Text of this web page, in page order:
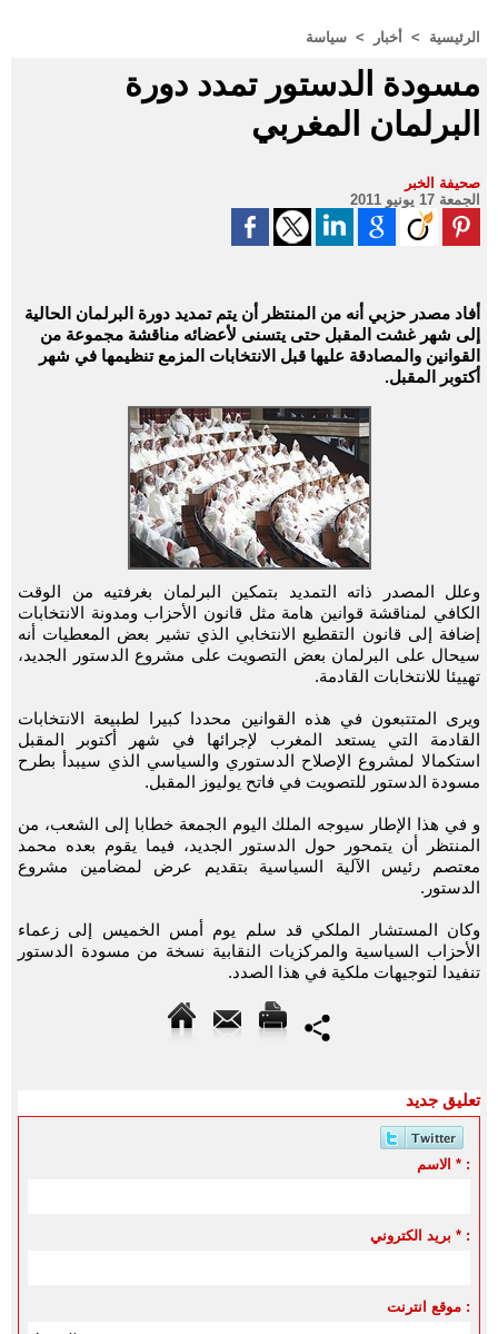
الرئيسية > أخبار > سياسة
مسودة الدستور تمدد دورة
البرلمان المغربي
صحيفة الخبر
الجمعة 17 يونيو 2011
أفاد مصدر حزبي أنه من المنتظر أن يتم تمديد دورة البرلمان الحالية
إلى شهر غشت المقبل حتى يتسنى لأعضائه مناقشة مجموعة من
القوانين والمصادقة عليها قبل الانتخابات المزمع تنظيمها في شهر
أكتوبر المقبل.
وعلل المصدر ذاته التمديد بتمكين البرلمان بغرفتيه من الوقت
الكافي لمناقشة قوانين هامة مثل قانون الأحزاب ومدونة الانتخابات
إضافة إلى قانون التقطيع الانتخابي الذي تشير بعض المعطيات أنه
سيحال على البرلمان بعض التصويت على مشروع الدستور الجديد،
تهييئا للانتخابات القادمة.
ويرى المتتبعون في هذه القوانين محددا كبيرا لطبيعة الانتخابات
القادمة التي يستعد المغرب لإجرائها في شهر أكتوبر المقبل
استكمالا لمشروع الإصلاح الدستوري والسياسي الذي سيبدأ بطرح
مسودة الدستور للتصويت في فاتح يوليوز المقبل.
و في هذا الإطار سيوجه الملك اليوم الجمعة خطابا إلى الشعب، من
المنتظر أن يتمحور حول الدستور الجديد، فيما يقوم بعده محمد
معتصم رئيس الآلية السياسية بتقديم عرض لمضامين مشروع
الدستور.
وكان المستشار الملكي قد سلم يوم أمس الخميس إلى زعماء
الأحزاب السياسية والمركزيات النقابية نسخة من مسودة الدستور
تنفيدا لتوجيهات ملكية في هذا الصدد.
تعليق جديد
الاسم * :
بريد الكتروني * :
موقع انترنت :